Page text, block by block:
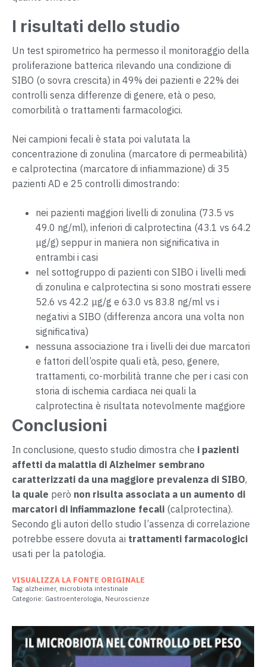
I risultati dello studio
Un test spirometrico ha permesso il monitoraggio della
proliferazione batterica rilevando una condizione di
SIBO (o sovra crescita) in 49% dei pazienti e 22% dei
controlli senza differenze di genere, età o peso,
comorbilità o trattamenti farmacologici.
Nei campioni fecali è stata poi valutata la
concentrazione di zonulina (marcatore di permeabilità)
e calprotectina (marcatore di infiammazione) di 35
pazienti AD e 25 controlli dimostrando:
nei pazienti maggiori livelli di zonulina (73.5 vs
49.0 ng/ml), inferiori di calprotectina (43.1 vs 64.2
μg/g) seppur in maniera non significativa in
entrambi i casi
nel sottogruppo di pazienti con SIBO i livelli medi
di zonulina e calprotectina si sono mostrati essere
52.6 vs 42.2 μg/g e 63.0 vs 83.8 ng/ml vs i
negativi a SIBO (differenza ancora una volta non
significativa)
nessuna associazione tra i livelli dei due marcatori
e fattori dell’ospite quali età, peso, genere,
trattamenti, co-morbilità tranne che per i casi con
storia di ischemia cardiaca nei quali la
calprotectina è risultata notevolmente maggiore
Conclusioni
In conclusione, questo studio dimostra che i pazienti
affetti da malattia di Alzheimer sembrano
caratterizzati da una maggiore prevalenza di SIBO,
la quale però non risulta associata a un aumento di
marcatori di infiammazione fecali (calprotectina).
Secondo gli autori dello studio l’assenza di correlazione
potrebbe essere dovuta ai trattamenti farmacologici
usati per la patologia.
VISUALIZZA LA FONTE ORIGINALE
Tag: alzheimer, microbiota intestinale
Categorie: Gastroenterologia, Neuroscienze